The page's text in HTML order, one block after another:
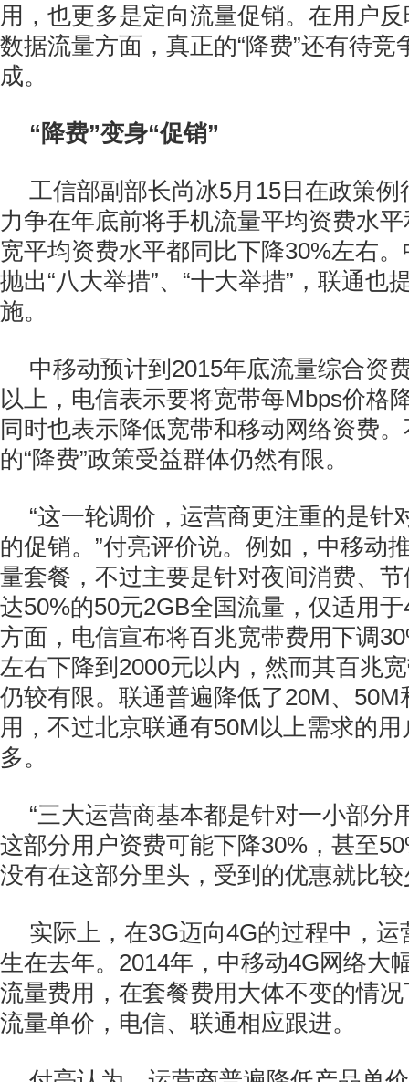
用，也更多是定向流量促销。在用户
数据流量方面，真正的“降费”还有待竞
成。
“降费”变身“促销”
工信部副部长尚冰5月15日在政策
力争在年底前将手机流量平均资费水
宽平均资费水平都同比下降30%左右
抛出“八大举措”、“十大举措”，联通也
施。
中移动预计到2015年底流量综合资
以上，电信表示要将宽带每Mbps价格
同时也表示降低宽带和移动网络资费
的“降费”政策受益群体仍然有限。
“这一轮调价，运营商更注重的是针
的促销。”付亮评价说。例如，中移动
量套餐，不过主要是针对夜间消费、
达50%的50元2GB全国流量，仅适用
方面，电信宣布将百兆宽带费用下调
左右下降到2000元以内，然而其百兆
仍较有限。联通普遍降低了20M、50M
用，不过北京联通有50M以上需求的
多。
“三大运营商基本都是针对一小部分
这部分用户资费可能下降30%，甚至
没有在这部分里头，受到的优惠就比
实际上，在3G迈向4G的过程中，
生在去年。2014年，中移动4G网络大
流量费用，在套餐费用大体不变的情
流量单价，电信、联通相应跟进。